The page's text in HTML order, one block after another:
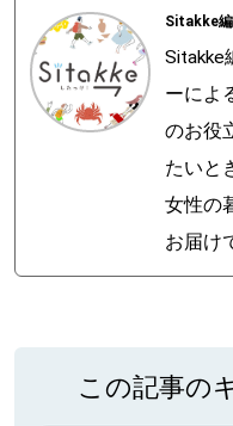
Sitakke
Sitakke
ーによ
のお役
たいと
女性の
お届け
この記事の